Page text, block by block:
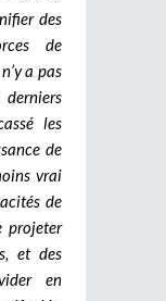
des
de
a pas
les
de
vrai
de
projeter
et des
en